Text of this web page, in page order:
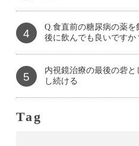
4
Q.食直前の糖尿病の薬
後に飲んでも良いですか
5
内視鏡治療の最後の砦
し続ける
Tag